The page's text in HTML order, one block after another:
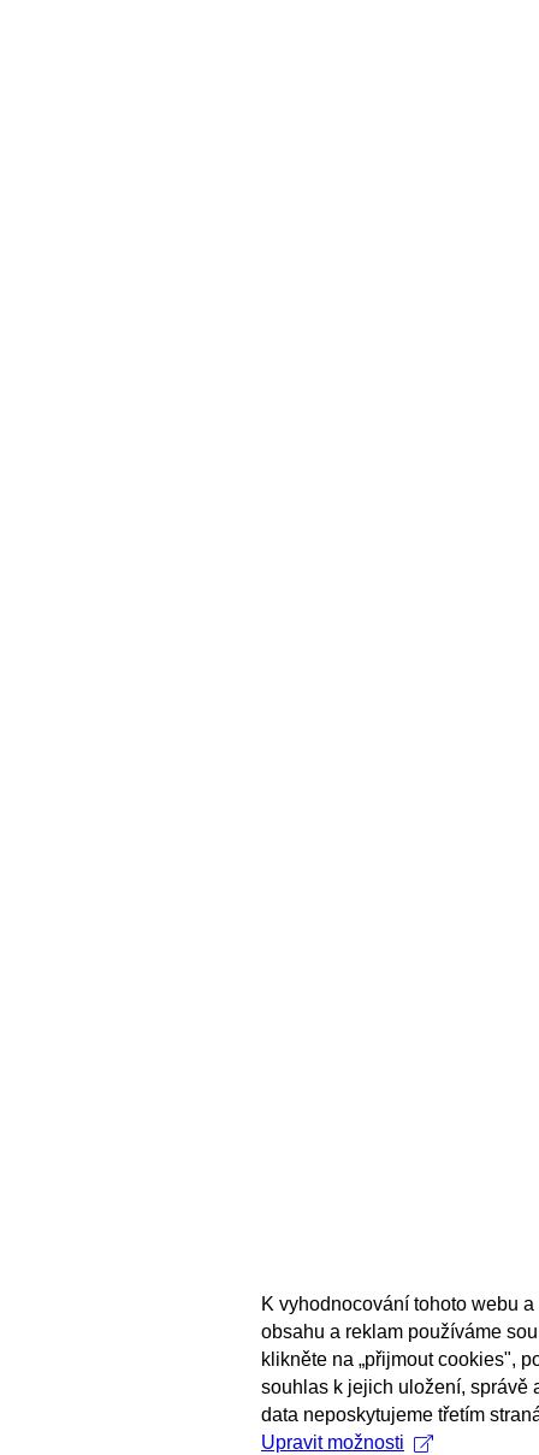
K vyhodnocování tohoto webu
obsahu a reklam používáme
klikněte na „přijmout cookies",
souhlas k jejich uložení, správě
data neposkytujeme třetím
Upravit možnosti